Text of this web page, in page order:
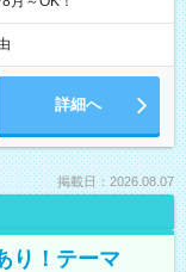
詳細へ
掲載日：2026.08.07
り！テーマ